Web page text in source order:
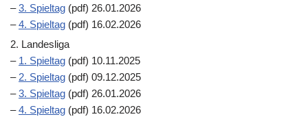
–3. Spieltag (pdf) 26.01.2026
–4. Spieltag (pdf) 16.02.2026
2. Landesliga
– 1. Spieltag (pdf) 10.11.2025
– 2. Spieltag (pdf) 09.12.2025
–3. Spieltag (pdf) 26.01.2026
–4. Spieltag (pdf) 16.02.2026